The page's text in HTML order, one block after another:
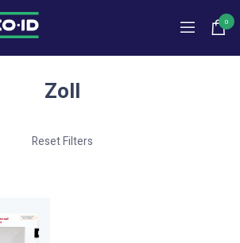
0
Zoll
Reset Filters